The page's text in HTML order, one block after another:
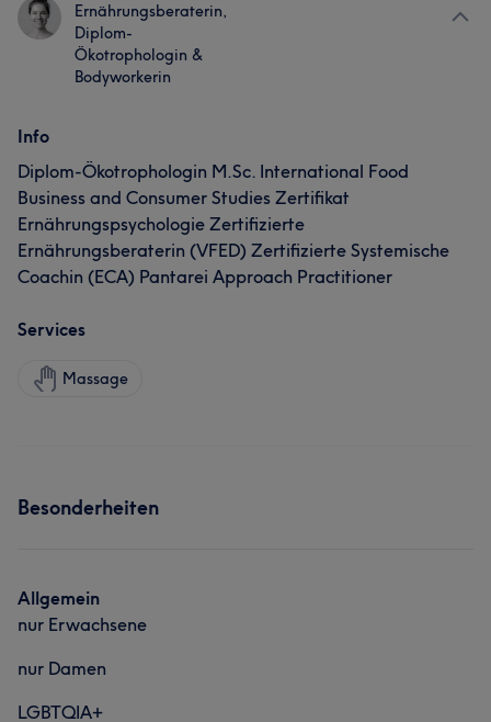
Ernährungsberaterin,
Diplom-
Ökotrophologin &
Bodyworkerin
Info
Diplom-Ökotrophologin M.Sc. International Food
Business and Consumer Studies Zertifikat
Ernährungspsychologie Zertifizierte
Ernährungsberaterin (VFED) Zertifizierte Systemische
Coachin (ECA) Pantarei Approach Practitioner
Services
Massage
Besonderheiten
Allgemein
nur Erwachsene
nur Damen
LGBTQIA+